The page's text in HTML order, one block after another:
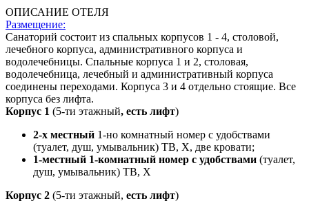
ОПИСАНИЕ ОТЕЛЯ
Размещение:
Санаторий состоит из спальных корпусов 1 - 4, столовой,
лечебного корпуса, административного корпуса и
водолечебницы. Спальные корпуса 1 и 2, столовая,
водолечебница, лечебный и административный корпуса
соединены переходами. Корпуса 3 и 4 отдельно стоящие. Все
корпуса без лифта.
Корпус 1 (5-ти этажный, есть лифт)
2-х местный 1-но комнатный номер с удобствами
(туалет, душ, умывальник) ТВ, Х, две кровати;
1-местный 1-комнатный номер с удобствами (туалет,
душ, умывальник) ТВ, Х
Корпус 2 (5-ти этажный, есть лифт)